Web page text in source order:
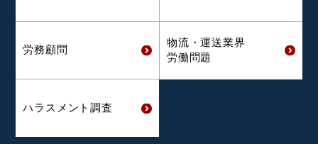
労務顧問
物流・運送業界
労働問題
ハラスメント調査